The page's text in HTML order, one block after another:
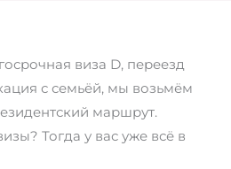
виза D, переезд
с семьёй, мы возьмём
маршрут.
Тогда у вас уже всё в